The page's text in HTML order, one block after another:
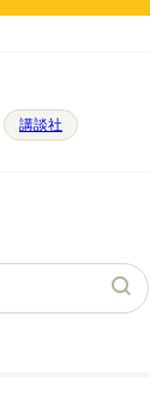
講談社